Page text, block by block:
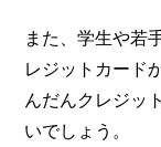
また、学生や若
レジットカード
んだんクレジッ
いでしょう。